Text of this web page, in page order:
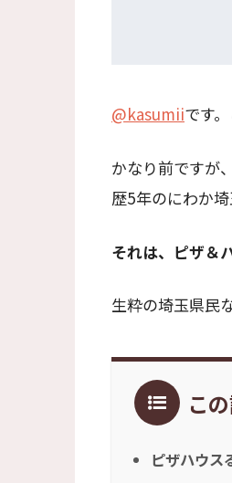
@kasumiiです
かなり前ですが
歴5年のにわか
それは、ピザ＆
生粋の埼玉県民
こ
ピザハウス